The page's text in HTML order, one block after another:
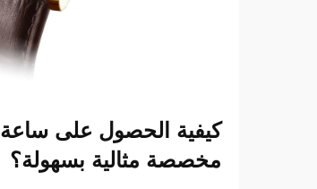
كيفية الحصول على ساعة
مخصصة مثالية بسهولة؟